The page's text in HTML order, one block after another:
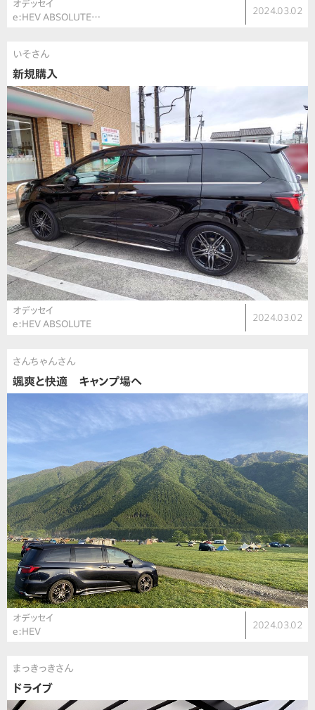
オデッセイ
e:HEV ABSOLUTE…
2024.03.02
いそさん
新規購入
オデッセイ
e:HEV ABSOLUTE
2024.03.02
さんちゃんさん
颯爽と快適 キャンプ場へ
オデッセイ
e:HEV
2024.03.02
まっきっきさん
ドライブ